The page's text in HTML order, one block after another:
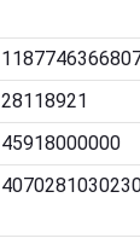
28118921
45918000000